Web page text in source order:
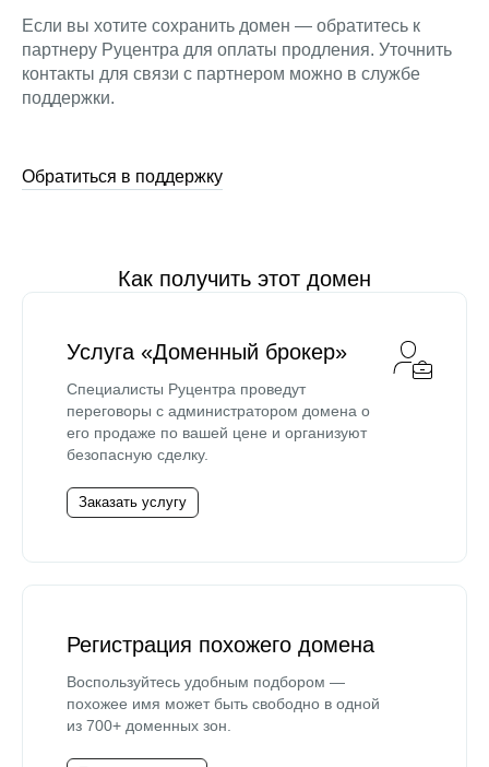
Если вы хотите сохранить домен — обратитесь к
партнеру Руцентра для оплаты продления. Уточнить
контакты для связи с партнером можно в службе
поддержки.
Обратиться в поддержку
Как получить этот домен
Услуга «Доменный брокер»
Специалисты Руцентра проведут
переговоры с администратором домена о
его продаже по вашей цене и организуют
безопасную сделку.
Заказать услугу
Регистрация похожего домена
Воспользуйтесь удобным подбором —
похожее имя может быть свободно в одной
из 700+ доменных зон.